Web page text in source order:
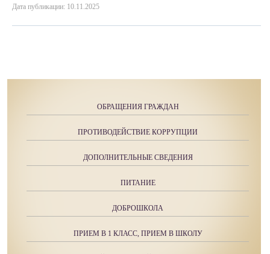
Дата публикации: 10.11.2025
ОБРАЩЕНИЯ ГРАЖДАН
ПРОТИВОДЕЙСТВИЕ КОРРУПЦИИ
ДОПОЛНИТЕЛЬНЫЕ СВЕДЕНИЯ
ПИТАНИЕ
ДОБРОШКОЛА
ПРИЕМ В 1 КЛАСС, ПРИЕМ В ШКОЛУ